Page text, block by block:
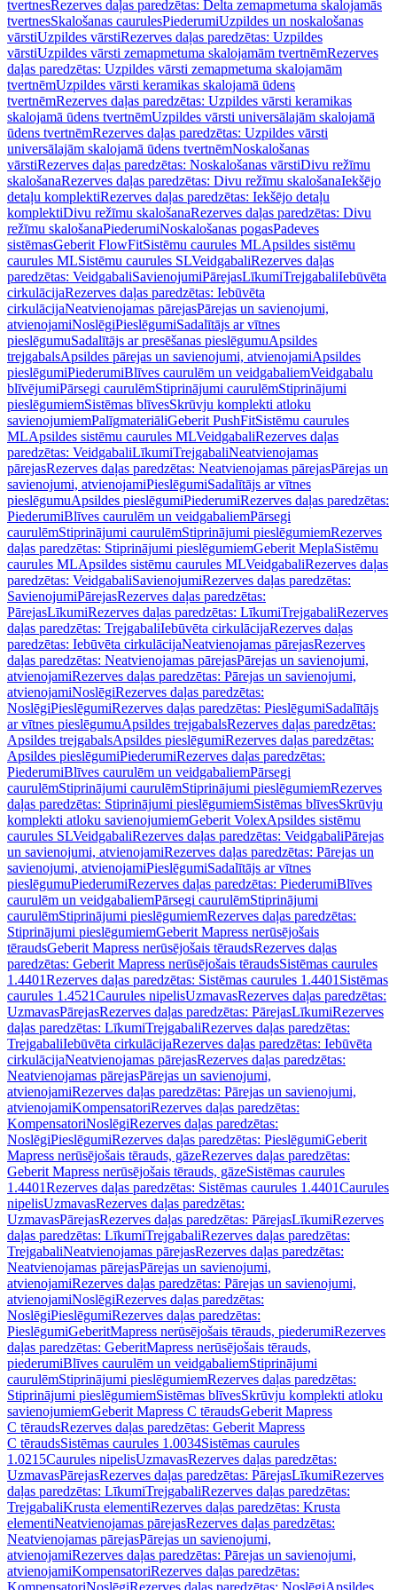
tvertnesRezerves daļas paredzētas: Delta zemapmetuma skalojamās
tvertnesSkalošanas caurulesPiederumiUzpildes un noskalošanas
vārstiUzpildes vārstiRezerves daļas paredzētas: Uzpildes
vārstiUzpildes vārsti zemapmetuma skalojamām tvertnēmRezerves
daļas paredzētas: Uzpildes vārsti zemapmetuma skalojamām
tvertnēmUzpildes vārsti keramikas skalojamā ūdens
tvertnēmRezerves daļas paredzētas: Uzpildes vārsti keramikas
skalojamā ūdens tvertnēmUzpildes vārsti universālajām skalojamā
ūdens tvertnēmRezerves daļas paredzētas: Uzpildes vārsti
universālajām skalojamā ūdens tvertnēmNoskalošanas
vārstiRezerves daļas paredzētas: Noskalošanas vārstiDivu režīmu
skalošanaRezerves daļas paredzētas: Divu režīmu skalošanaIekšējo
detaļu komplektiRezerves daļas paredzētas: Iekšējo detaļu
komplektiDivu režīmu skalošanaRezerves daļas paredzētas: Divu
režīmu skalošanaPiederumiNoskalošanas pogasPadeves
sistēmasGeberit FlowFitSistēmu caurules MLApsildes sistēmu
caurules MLSistēmu caurules SLVeidgabaliRezerves daļas
paredzētas: VeidgabaliSavienojumiPārejasLīkumiTrejgabaliIebūvēta
cirkulācijaRezerves daļas paredzētas: Iebūvēta
cirkulācijaNeatvienojamas pārejasPārejas un savienojumi,
atvienojamiNoslēgiPieslēgumiSadalītājs ar vītnes
pieslēgumuSadalītājs ar presēšanas pieslēgumuApsildes
trejgabalsApsildes pārejas un savienojumi, atvienojamiApsildes
pieslēgumiPiederumiBlīves caurulēm un veidgabaliemVeidgabalu
blīvējumiPārsegi caurulēmStiprinājumi caurulēmStiprinājumi
pieslēgumiemSistēmas blīvesSkrūvju komplekti atloku
savienojumiemPalīgmateriāliGeberit PushFitSistēmu caurules
MLApsildes sistēmu caurules MLVeidgabaliRezerves daļas
paredzētas: VeidgabaliLīkumiTrejgabaliNeatvienojamas
pārejasRezerves daļas paredzētas: Neatvienojamas pārejasPārejas un
savienojumi, atvienojamiPieslēgumiSadalītājs ar vītnes
pieslēgumuApsildes pieslēgumiPiederumiRezerves daļas paredzētas:
PiederumiBlīves caurulēm un veidgabaliemPārsegi
caurulēmStiprinājumi caurulēmStiprinājumi pieslēgumiemRezerves
daļas paredzētas: Stiprinājumi pieslēgumiemGeberit MeplaSistēmu
caurules MLApsildes sistēmu caurules MLVeidgabaliRezerves daļas
paredzētas: VeidgabaliSavienojumiRezerves daļas paredzētas:
SavienojumiPārejasRezerves daļas paredzētas:
PārejasLīkumiRezerves daļas paredzētas: LīkumiTrejgabaliRezerves
daļas paredzētas: TrejgabaliIebūvēta cirkulācijaRezerves daļas
paredzētas: Iebūvēta cirkulācijaNeatvienojamas pārejasRezerves
daļas paredzētas: Neatvienojamas pārejasPārejas un savienojumi,
atvienojamiRezerves daļas paredzētas: Pārejas un savienojumi,
atvienojamiNoslēgiRezerves daļas paredzētas:
NoslēgiPieslēgumiRezerves daļas paredzētas: PieslēgumiSadalītājs
ar vītnes pieslēgumuApsildes trejgabalsRezerves daļas paredzētas:
Apsildes trejgabalsApsildes pieslēgumiRezerves daļas paredzētas:
Apsildes pieslēgumiPiederumiRezerves daļas paredzētas:
PiederumiBlīves caurulēm un veidgabaliemPārsegi
caurulēmStiprinājumi caurulēmStiprinājumi pieslēgumiemRezerves
daļas paredzētas: Stiprinājumi pieslēgumiemSistēmas blīvesSkrūvju
komplekti atloku savienojumiemGeberit VolexApsildes sistēmu
caurules SLVeidgabaliRezerves daļas paredzētas: VeidgabaliPārejas
un savienojumi, atvienojamiRezerves daļas paredzētas: Pārejas un
savienojumi, atvienojamiPieslēgumiSadalītājs ar vītnes
pieslēgumuPiederumiRezerves daļas paredzētas: PiederumiBlīves
caurulēm un veidgabaliemPārsegi caurulēmStiprinājumi
caurulēmStiprinājumi pieslēgumiemRezerves daļas paredzētas:
Stiprinājumi pieslēgumiemGeberit Mapress nerūsējošais
tēraudsGeberit Mapress nerūsējošais tēraudsRezerves daļas
paredzētas: Geberit Mapress nerūsējošais tēraudsSistēmas caurules
1.4401Rezerves daļas paredzētas: Sistēmas caurules 1.4401 Sistēmas
caurules 1.4521Caurules nipelisUzmavasRezerves daļas paredzētas:
UzmavasPārejasRezerves daļas paredzētas: PārejasLīkumiRezerves
daļas paredzētas: LīkumiTrejgabaliRezerves daļas paredzētas:
TrejgabaliIebūvēta cirkulācijaRezerves daļas paredzētas: Iebūvēta
cirkulācijaNeatvienojamas pārejasRezerves daļas paredzētas:
Neatvienojamas pārejasPārejas un savienojumi,
atvienojamiRezerves daļas paredzētas: Pārejas un savienojumi,
atvienojamiKompensatoriRezerves daļas paredzētas:
KompensatoriNoslēgiRezerves daļas paredzētas:
NoslēgiPieslēgumiRezerves daļas paredzētas: PieslēgumiGeberit
Mapress nerūsējošais tērauds, gāzeRezerves daļas paredzētas:
Geberit Mapress nerūsējošais tērauds, gāzeSistēmas caurules
1.4401Rezerves daļas paredzētas: Sistēmas caurules 1.4401Caurules
nipelisUzmavasRezerves daļas paredzētas:
UzmavasPārejasRezerves daļas paredzētas: PārejasLīkumiRezerves
daļas paredzētas: LīkumiTrejgabaliRezerves daļas paredzētas:
TrejgabaliNeatvienojamas pārejasRezerves daļas paredzētas:
Neatvienojamas pārejasPārejas un savienojumi,
atvienojamiRezerves daļas paredzētas: Pārejas un savienojumi,
atvienojamiNoslēgiRezerves daļas paredzētas:
NoslēgiPieslēgumiRezerves daļas paredzētas:
PieslēgumiGeberitMapress nerūsējošais tērauds, piederumiRezerves
daļas paredzētas: GeberitMapress nerūsējošais tērauds,
piederumiBlīves caurulēm un veidgabaliemStiprinājumi
caurulēmStiprinājumi pieslēgumiemRezerves daļas paredzētas:
Stiprinājumi pieslēgumiemSistēmas blīvesSkrūvju komplekti atloku
savienojumiemGeberit Mapress C tēraudsGeberit Mapress
C tēraudsRezerves daļas paredzētas: Geberit Mapress
C tēraudsSistēmas caurules 1.0034Sistēmas caurules
1.0215Caurules nipelisUzmavasRezerves daļas paredzētas:
UzmavasPārejasRezerves daļas paredzētas: PārejasLīkumiRezerves
daļas paredzētas: LīkumiTrejgabaliRezerves daļas paredzētas:
TrejgabaliKrusta elementiRezerves daļas paredzētas: Krusta
elementiNeatvienojamas pārejasRezerves daļas paredzētas:
Neatvienojamas pārejasPārejas un savienojumi,
atvienojamiRezerves daļas paredzētas: Pārejas un savienojumi,
atvienojamiKompensatoriRezerves daļas paredzētas:
KompensatoriNoslēgiRezerves daļas paredzētas: NoslēgiApsildes